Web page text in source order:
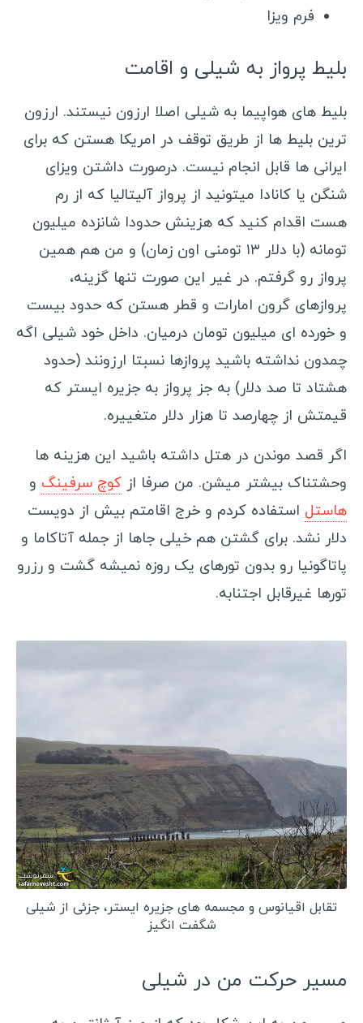
ساموا
کره جنوبی
اندونزی
فیلیپین
قزاقستان
قرقیزستان
اردن
سنگاپور
هند
مالزی
عراق
سفرنامه اروپا
رومانی
اوکراین
هلند
نروژ
صربستان
کرواسی
دانمارک
بوسنی و هرزگوین
آلبانی
مقدونیه
کوزوو
سن مارینو
مونته نگرو
فرم ویزا
بلیط پرواز به شیلی و اقامت
بلیط های هواپیما به شیلی اصلا ارزون نیستند. ارزون
ترین بلیط ها از طریق توقف در امریکا هستن که برای
ایرانی ها قابل انجام نیست. درصورت داشتن ویزای
شنگن یا کانادا میتونید از پرواز آلیتالیا که از رم
هست اقدام کنید که هزینش حدودا شانزده میلیون
تومانه (با دلار ۱۳ تومنی اون زمان) و من هم همین
پرواز رو گرفتم. در غیر این صورت تنها گزینه،
پروازهای گرون امارات و قطر هستن که حدود بیست
و خورده ای میلیون تومان درمیان. داخل خود شیلی اگه
چمدون نداشته باشید پروازها نسبتا ارزونند (حدود
هشتاد تا صد دلار) به جز پرواز به جزیره ایستر که
قیمتش از چهارصد تا هزار دلار متغییره.
اگر قصد موندن در هتل داشته باشید این هزینه ها
وحشتناک بیشتر میشن. من صرفا از کوچ سرفینگ و
هاستل استفاده کردم و خرج اقامتم بیش از دویست
دلار نشد. برای گشتن هم خیلی جاها از جمله آتاکاما و
پاتاگونیا رو بدون تورهای یک روزه نمیشه گشت و رزرو
تورها غیرقابل اجتنابه.
تقابل اقیانوس و مجسمه های جزیره ایستر، جزئی از شیلی
شگفت انگیز
مسیر حرکت من در شیلی